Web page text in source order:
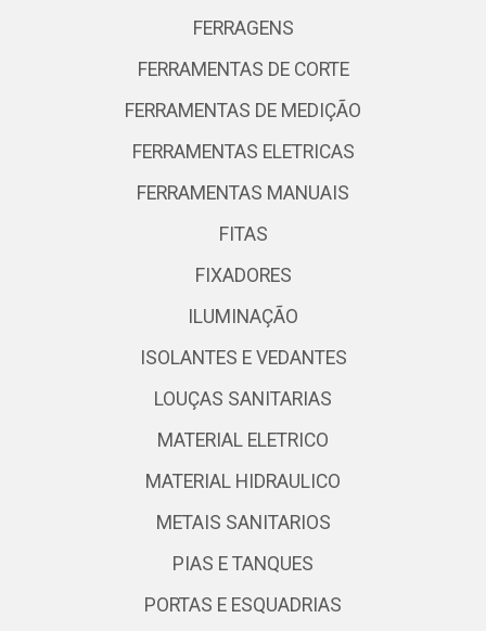
FERRAGENS
FERRAMENTAS DE CORTE
FERRAMENTAS DE MEDIÇÃO
FERRAMENTAS ELETRICAS
FERRAMENTAS MANUAIS
FITAS
FIXADORES
ILUMINAÇÃO
ISOLANTES E VEDANTES
LOUÇAS SANITARIAS
MATERIAL ELETRICO
MATERIAL HIDRAULICO
METAIS SANITARIOS
PIAS E TANQUES
PORTAS E ESQUADRIAS